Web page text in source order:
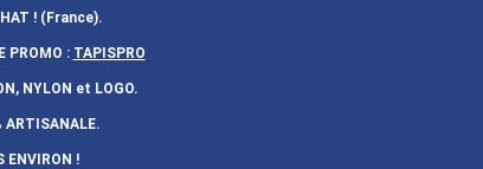
! (France).
PROMO : TAPISPRO
NYLON et LOGO.
ARTISANALE.
ENVIRON !